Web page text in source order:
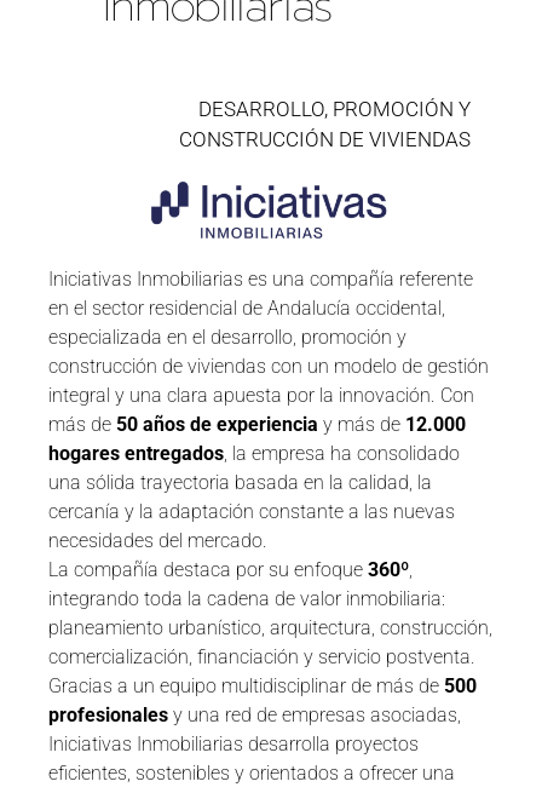
DESARROLLO, PROMOCIÓN Y
CONSTRUCCIÓN DE VIVIENDAS
Iniciativas Inmobiliarias es una compañía referente
en el sector residencial de Andalucía occidental,
especializada en el desarrollo, promoción y
construcción de viviendas con un modelo de gestión
integral y una clara apuesta por la innovación. Con
más de 50 años de experiencia y más de 12.000
hogares entregados , la empresa ha consolidado
una sólida trayectoria basada en la calidad, la
cercanía y la adaptación constante a las nuevas
necesidades del mercado.
La compañía destaca por su enfoque 360º
integrando toda la cadena de valor inmobiliaria:
planeamiento urbanístico, arquitectura, construcción,
comercialización, financiación y servicio postventa.
Gracias a un equipo multidisciplinar de más de 500
profesionales y una red de empresas asociadas,
Iniciativas Inmobiliarias desarrolla proyectos
eficientes, sostenibles y orientados a ofrecer una